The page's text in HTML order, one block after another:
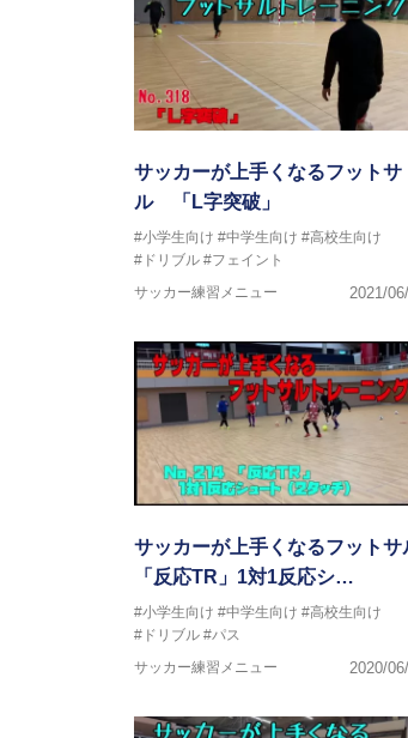
サッカーが上手くなるフットサ
ル 「L字突破」
#小学生向け #中学生向け #高校生向け
#ドリブル #フェイント
サッカー練習メニュー
2021/
サッカーが上手くなるフットサ
「反応TR」1対1反応シ…
#小学生向け #中学生向け #高校生向け
#ドリブル #パス
サッカー練習メニュー
2020/